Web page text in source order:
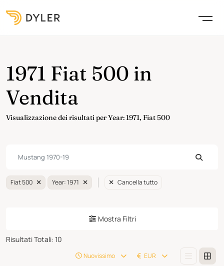
1971 Fiat 500 in
Vendita
Visualizzazione dei risultati per Year: 1971, Fiat 500
Fiat 500 Year: 1971 Cancella tutto
Mostra Filtri
Risultati Totali: 10
Nuovissimo EUR